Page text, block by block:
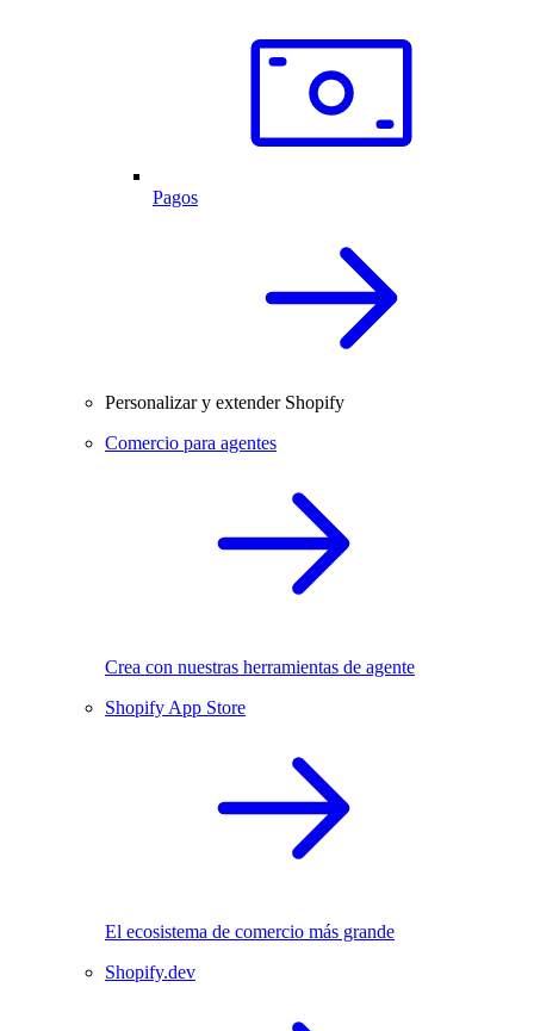
Pagos
Personalizar y extender Shopify
Comercio para agentes
Crea con nuestras herramientas de agente
Shopify App Store
El ecosistema de comercio más grande
Shopify.dev